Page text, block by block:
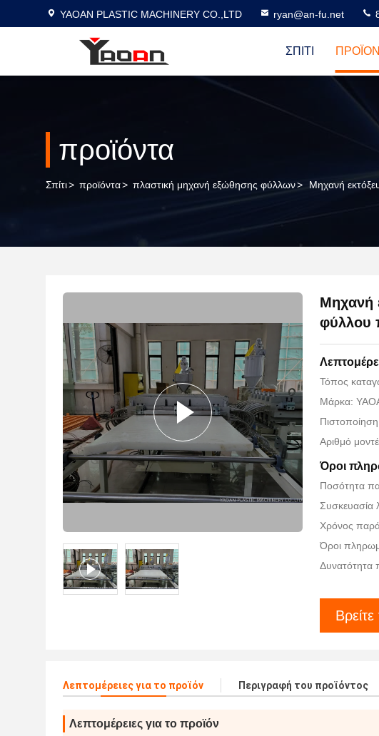
YAOAN PLASTIC MACHINERY CO.,LTD ryan@an-fu.net
ΣΠΊΤΙ
προϊόντα
Σπίτι> προϊόντα> πλαστική μηχανή εξώθησης φύλλων> Μηχανή
Μηχανή
φύλλου
Τόπος
Μάρκα:
Αριθμό
Όροι
Ποσότητα
Συσκευασία
Χρόνος
Όροι
Δυνατότητα
Λεπτομέρειες για το προϊόν Περιγραφή του προϊόντος
Λεπτομέρειες για το προϊόν